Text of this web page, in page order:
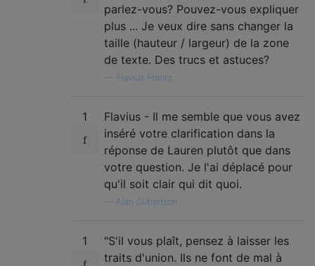
parlez-vous? Pouvez-vous expliquer
plus ... Je veux dire sans changer la
taille (hauteur / largeur) de la zone
de texte. Des trucs et astuces?
Flavius ​​Frantz
1
Flavius ​​- Il me semble que vous avez
inséré votre clarification dans la
réponse de Lauren plutôt que dans
votre question. Je l'ai déplacé pour
qu'il soit clair qui dit quoi.
Alan Gilbertson
1
"S'il vous plaît, pensez à laisser les
traits d'union. Ils ne font de mal à